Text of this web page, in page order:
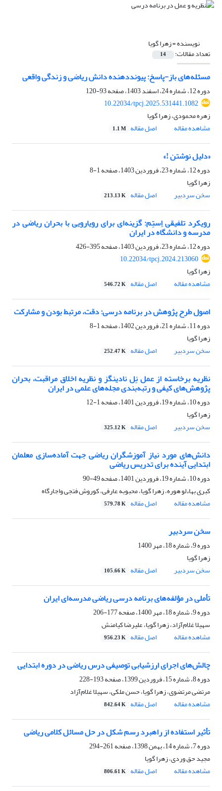
نویسنده =زهرا گویا
تعداد مقالات: 14
مسئله‌های باز-پاسخ: پیوند‌دهنده دانش ریاضی و زندگی واقعی
دوره 12، شماره 24، اسفند 1403، صفحه
93-120
10.22034/tpcj.2025.531441.1082
زهره محمودی، زهرا گویا
مشاهده مقاله
اصل مقاله 1.1 M
«دلیل نوشتن !»
دوره 12، شماره 23، فروردین 1403، صفحه
1-8
زهرا گویا
سخن سردبیر
اصل مقاله 213.13 K
رویکرد تلفیقی اِستِم: گزینه‌ای برای رویارویی با بحران ریاضی در
مدرسه و دانشگاه در ایران
دوره 12، شماره 23، فروردین 1403، صفحه
395-426
10.22034/tpcj.2024.213060
زهرا گویا
مشاهده مقاله
اصل مقاله 546.72 K
اصول طرح پژوهش در برنامه درسی: دقت، مرتبط بودن و مشارکت
دوره 11، شماره 21، فروردین 1402، صفحه
1-8
زهرا گویا
سخن سردبیر
اصل مقاله 252.47 K
نظریه برخاسته از عمل نِل نادینگز و نظریه اخلاق مراقبت، بحران
پژوهش‌های کیفی و رتبه‌بندی مجله‌های علمی در ایران
دوره 10، شماره 19، فروردین 1401، صفحه
1-12
زهرا گویا
سخن سردبیر
اصل مقاله 325.12 K
دانش‌های مورد نیاز آموزشگران ریاضی جهت آماده‌سازی معلمان
ابتدایی آینده برای تدریس ریاضی
دوره 10، شماره 19، فروردین 1401، صفحه
49-90
کبری بهاءلو هوره، زهرا گویا، محبوبه عارفی، کوروش فتجی واجارگاه
مشاهده مقاله
اصل مقاله 579.78 K
سخن سردبیر
دوره 9، شماره 18، مهر 1400
زهرا گویا
سخن سردبیر
اصل مقاله 105.66 K
تأملی در مؤلفه‌های برنامه درسی ریاضی مدرسه‌ای ایران
دوره 9، شماره 18، مهر 1400، صفحه
177-206
سهیلا غلام‌آزاد، زهرا گویا، علیرضا کیامنش
مشاهده مقاله
اصل مقاله 956.23 K
چالش‌های اجرای ارزشیابی توصیفی درس ریاضی در دوره ابتدایی
دوره 8، شماره 15، فروردین 1399، صفحه
193-228
مرتضی مرتضوی، زهرا گویا، حسن ملکی، سهیلا غلام‌آزاد
مشاهده مقاله
اصل مقاله 842.64 K
تأثیر استفاده از راهبرد رسم شکل در حل مسائل کلامی ریاضی
دوره 7، شماره 14، بهمن 1398، صفحه
261-294
مجید حق وردی، زهرا گویا
مشاهده مقاله
اصل مقاله 806.61 K